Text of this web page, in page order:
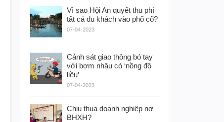
Vì sao Hội An quyết thu phí
tất cả du khách vào phố cổ?
07-04-2023
Cảnh sát giao thông bó tay
với bợm nhậu có ‘nồng độ
liều’
07-04-2023
Chịu thua doanh nghiệp nợ
BHXH?